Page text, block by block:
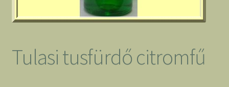
Tulasi tusfürdő citromfű